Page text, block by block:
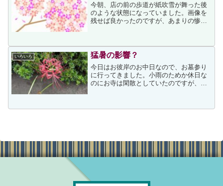
今朝、店の前の歩道が紙吹雪が舞った後
のような状態になっていました。画像を
残せば良かったのですが、あまりの惨状
の状況は、遠目では白くて細かい花びら
がたくさん散っているよう...
いろいろ 猛暑の影響？
今日はお彼岸のお中日なので、お墓参り
に行ってきました。小雨のためか休日な
のにお寺は閑散としていたのですが、無